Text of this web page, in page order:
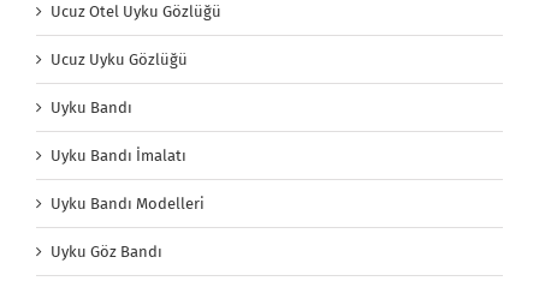
Ucuz Otel Uyku Gözlüğü
Ucuz Uyku Gözlüğü
Uyku Bandı
Uyku Bandı İmalatı
Uyku Bandı Modelleri
Uyku Göz Bandı